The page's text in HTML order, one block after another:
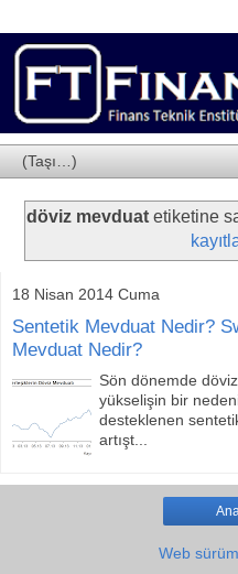
döviz mevduatetiketine
18 Nisan 2014 Cuma
Sentetik Mevduat Nedir?
Mevduat Nedir?
Sön dönemde
yükselişin bir
desteklenen
artışt...
Web